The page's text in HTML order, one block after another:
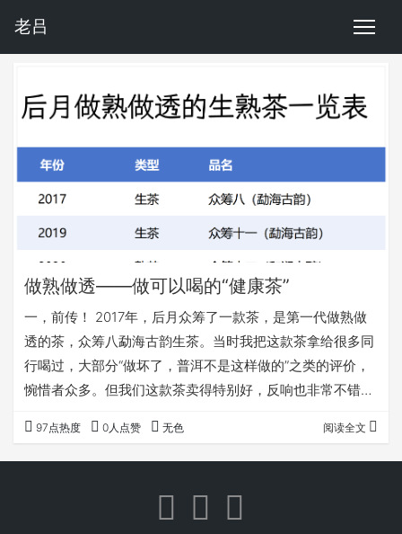
老吕
做熟做透——做可以喝的“健康茶”
一，前传！ 2017年，后月众筹了一款茶，是第一代做熟做
透的茶，众筹八勐海古韵生茶。当时我把这款茶拿给很多同
行喝过，大部分“做坏了，普洱不是这样做的”之类的评价，
惋惜者众多。但我们这款茶卖得特别好，反响也非常不错，
年，后月众筹了第二款做熟做透的茶，众筹十一勐海古韵生
茶，这款茶一脉相承众筹 八的风格，销售、反响，依旧非常
97点热度 0人点赞 无色 阅读全文